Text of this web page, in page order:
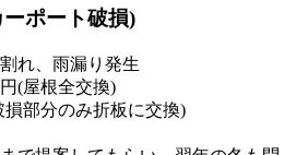
ポート破損)
れ、雨漏り発生
(屋根全交換)
損部分のみ折板に交換)